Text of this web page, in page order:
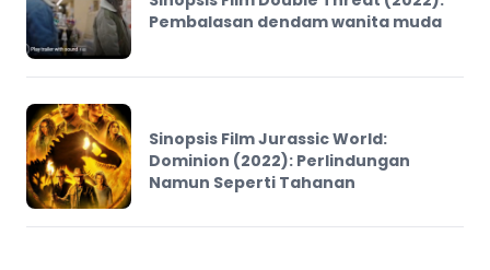
Pembalasan dendam wanita muda
Sinopsis Film Jurassic World:
Dominion (2022): Perlindungan
Namun Seperti Tahanan